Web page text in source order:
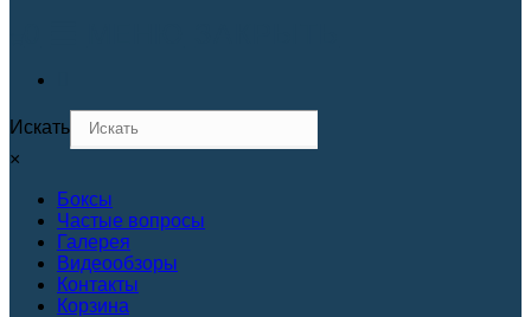
Искать
×
Боксы
Частые вопросы
Галерея
Видеообзоры
Контакты
Корзина